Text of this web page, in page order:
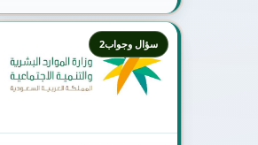
سؤال وجواب2